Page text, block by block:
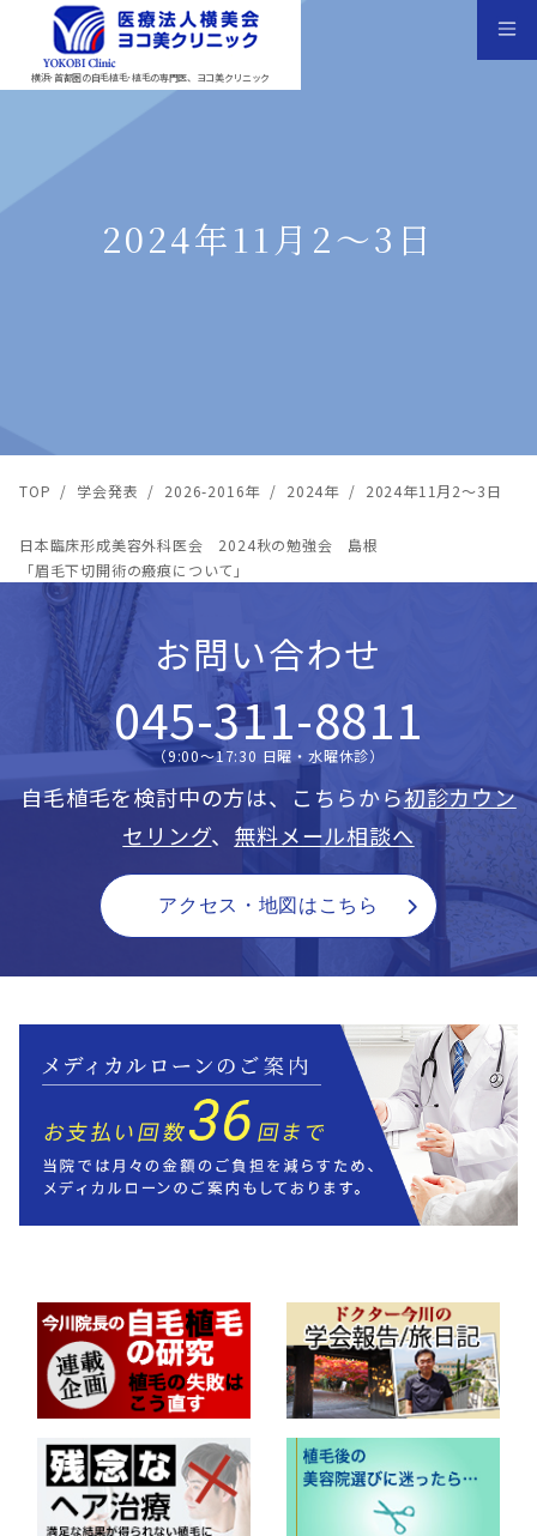
横浜･首都圏の自毛植毛･植毛の専門医、ヨコ美クリニック
2024年11月2〜3日
TOP / 学会発表 / 2026-2016年 / 2024年 / 2024年11月2〜3日
日本臨床形成美容外科医会 2024秋の勉強会 島根
「眉⽑下切開術の瘢痕について」
お問い合わせ
045-311-8811
（9:00〜17:30 日曜・水曜休診）
自毛植毛を検討中の方は、こちらから初診カウン
セリング、 無料メール相談へ
アクセス・地図はこちら